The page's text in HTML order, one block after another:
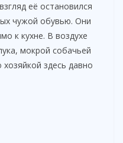
её остановился
чужой обувью. Они
к кухне. В воздухе
мокрой собачьей
здесь давно